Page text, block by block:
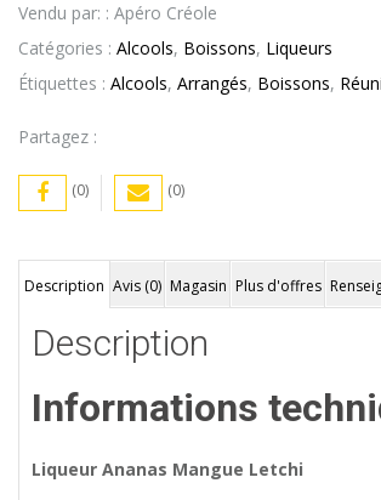
Vendu par: : Apéro Créole
Catégories : Alcools, Boissons, Liqueurs
Étiquettes : Alcools, Arrangés, Boissons,
Partagez :
(0) (0)
Description Avis (0) Magasin Plus d'offres
Description
Informations
Liqueur Ananas Mangue Letchi